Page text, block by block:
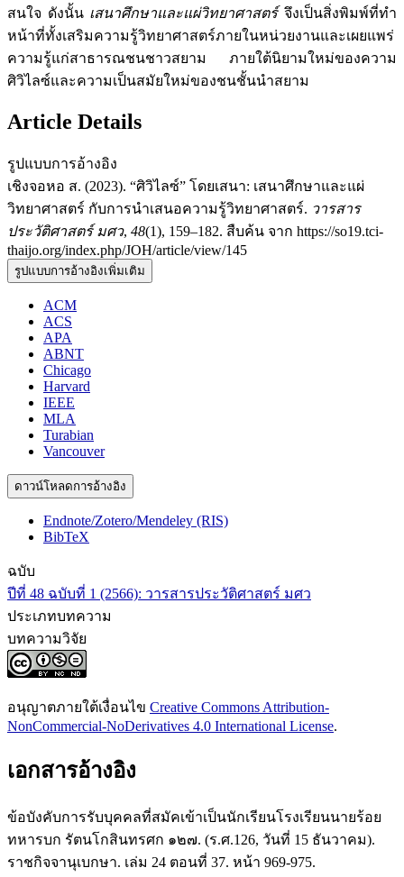
สนใจ ดังนั้น เสนาศึกษาและแผ่วิทยาศาสตร์จึงเป็นสิ่งพิมพ์ที่ทำ
หน้าที่ทั้งเสริมความรู้วิทยาศาสตร์ภายในหน่วยงานและเผยแพร่
ความรู้แก่สาธารณชนชาวสยาม ภายใต้นิยามใหม่ของความ
ศิวิไลซ์และความเป็นสมัยใหม่ของชนชั้นนำสยาม
Article Details
รูปแบบการอ้างอิง
เชิงจอหอ ส. (2023). “ศิวิไลซ์” โดยเสนา: เสนาศึกษาและแผ่
วิทยาศาสตร์ กับการนำเสนอความรู้วิทยาศาสตร์. วารสาร
ประวัติศาสตร์ มศว, 48(1), 159–182. สืบค้น จาก https://so19.tci-
thaijo.org/index.php/JOH/article/view/145
รูปแบบการอ้างอิงเพิ่มเติม
ACM
ACS
APA
ABNT
Chicago
Harvard
IEEE
MLA
Turabian
Vancouver
ดาวน์โหลดการอ้างอิง
Endnote/Zotero/Mendeley (RIS)
BibTeX
ฉบับ
ปีที่ 48 ฉบับที่ 1 (2566): วารสารประวัติศาสตร์ มศว
ประเภทบทความ
บทความวิจัย
อนุญาตภายใต้เงื่อนไข Creative Commons Attribution-
NonCommercial-NoDerivatives 4.0 International License.
เอกสารอ้างอิง
ข้อบังคับการรับบุคคลที่สมัคเข้าเป็นนักเรียนโรงเรียนนายร้อย
ทหารบก รัตนโกสินทรศก ๑๒๗. (ร.ศ.126, วันที่ 15 ธันวาคม).
ราชกิจจานุเบกษา. เล่ม 24 ตอนที่ 37. หน้า 969-975.